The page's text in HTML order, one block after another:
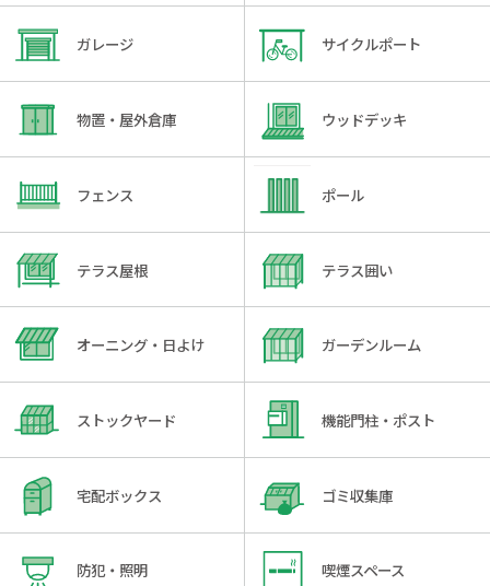
ガレージ サイクルポート
物置・屋外倉庫 ウッドデッキ
フェンス ポール
テラス屋根 テラス囲い
オーニング・日よけ ガーデンルーム
ストックヤード 機能門柱・ポスト
宅配ボックス ゴミ収集庫
防犯・照明 喫煙スペース